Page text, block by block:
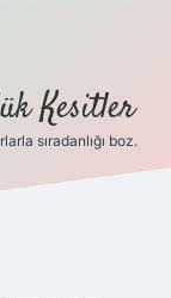
Kesitler
sıradanlığı boz.